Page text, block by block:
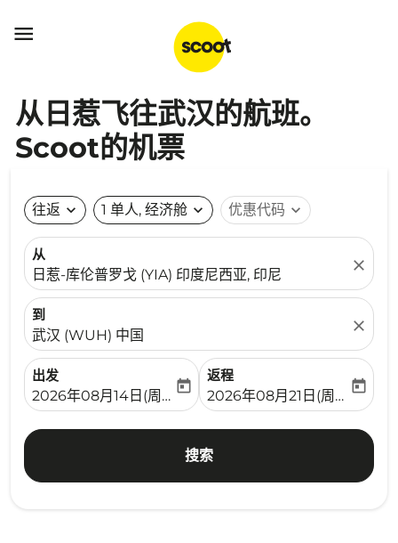

从日惹飞往武汉的航班。
Scoot的机票
往返 expand_more 1 单人, 经济舱 expand_more 优惠代码 expand_more
从
日惹-库伦普罗戈 (YIA) 印度尼西亚, 印尼
close
到
武汉 (WUH) 中国
close
出发
fc-booking-departure-date-aria-label
2026年08月14日(周五)
today
返程
fc-booking-return-date-
2026年08月21日(周五)
today
搜索